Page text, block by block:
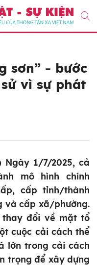
sơn” - bước
vì sự phát
Ngày 1/7/2025, cả
mô hình chính
cấp tỉnh/thành
và cấp xã/phường.
đổi về mặt tổ
cuộc cải cách thể
lớn trong cải cách
trọng để xây dựng